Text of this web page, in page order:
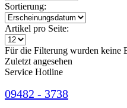
Sortierung:
Artikel pro Seite:
Für die Filterung wurden keine
Zuletzt angesehen
Service Hotline
09482 - 3738